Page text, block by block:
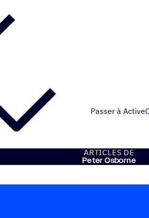
Passer à
ARTICLES DE
Peter Osborne